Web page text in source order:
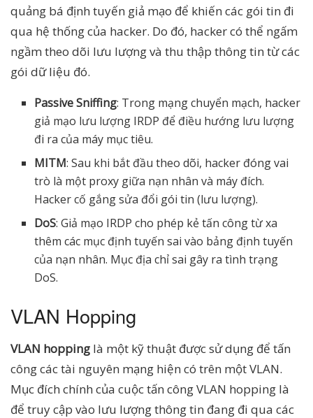
quảng bá định tuyến giả mạo để khiến các gói tin đi
qua hệ thống của hacker. Do đó, hacker có thể ngấm
ngầm theo dõi lưu lượng và thu thập thông tin từ các
gói dữ liệu đó.
Passive Sniffing: Trong mạng chuyển mạch, hacker
giả mạo lưu lượng IRDP để điều hướng lưu lượng
đi ra của máy mục tiêu.
MITM: Sau khi bắt đầu theo dõi, hacker đóng vai
trò là một proxy giữa nạn nhân và máy đích.
Hacker cố gắng sửa đổi gói tin (lưu lượng).
DoS: Giả mạo IRDP cho phép kẻ tấn công từ xa
thêm các mục định tuyến sai vào bảng định tuyến
của nạn nhân. Mục địa chỉ sai gây ra tình trạng
DoS.
VLAN Hopping
VLAN hopping là một kỹ thuật được sử dụng để tấn
công các tài nguyên mạng hiện có trên một VLAN.
Mục đích chính của cuộc tấn công VLAN hopping là
để truy cập vào lưu lượng thông tin đang đi qua các